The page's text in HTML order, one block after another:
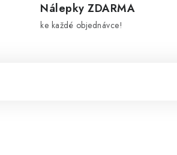
Nálepky ZDARMA
ke každé objednávce!